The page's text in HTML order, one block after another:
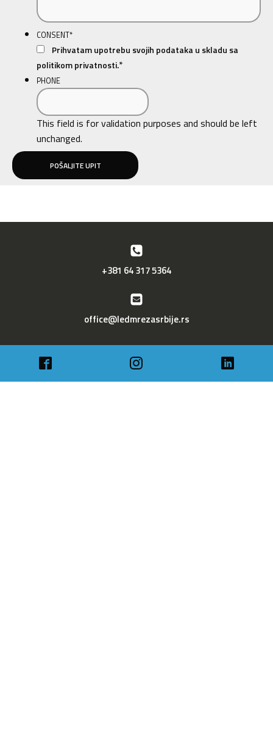
CONSENT*
Prihvatam upotrebu svojih podataka u skladu sa
politikom privatnosti.*
PHONE
This field is for validation purposes and should be left
unchanged.
+381 64 317 5364
office@ledmrezasrbije.rs